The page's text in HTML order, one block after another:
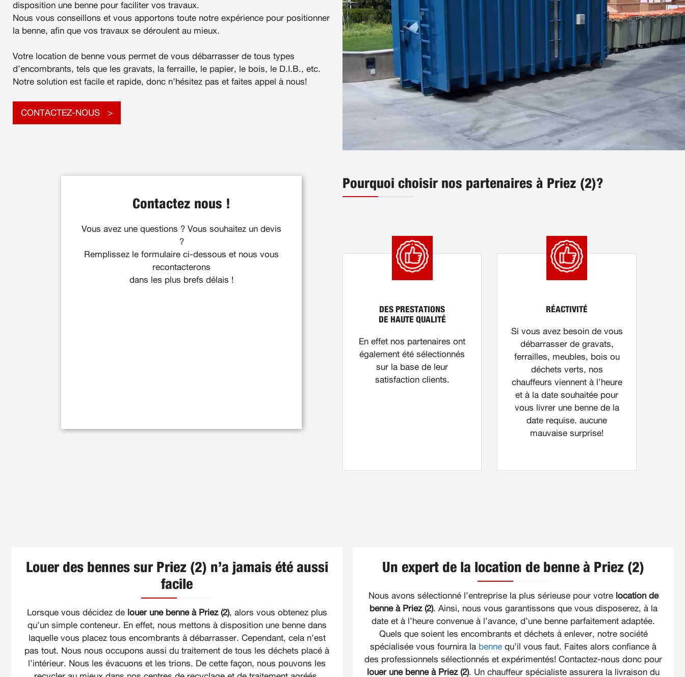
disposition une benne pour faciliter vos travaux.
Nous vous conseillons et vous apportons toute notre expérience pour positionner
la benne, afin que vos travaux se déroulent au mieux.
Votre location de benne vous permet de vous débarrasser de tous types
d’encombrants, tels que les gravats, la ferraille, le papier, le bois, le D.I.B., etc.
Notre solution est facile et rapide, donc n’hésitez pas et faites appel à nous!
CONTACTEZ-NOUS
Contactez nous !
Vous avez une questions ? Vous souhaitez un devis
?
Remplissez le formulaire ci-dessous et nous vous
recontacterons
dans les plus brefs délais !
Pourquoi choisir nos partenaires à Priez (2)?
DES PRESTATIONS
DE HAUTE QUALITÉ
En effet nos partenaires ont
également été sélectionnés
sur la base de leur
satisfaction clients.
RÉACTIVITÉ
Si vous avez besoin de vous
débarrasser de gravats,
ferrailles, meubles, bois ou
déchets verts, nos
chauffeurs viennent à l’heure
et à la date souhaitée pour
vous livrer une benne de la
date requise. aucune
mauvaise surprise!
Louer des bennes sur Priez (2) n’a jamais été aussi
facile
Lorsque vous décidez de louer une benne à Priez (2), alors vous obtenez plus
qu’un simple conteneur. En effet, nous mettons à disposition une benne dans
laquelle vous placez tous encombrants à débarrasser. Cependant, cela n’est
pas tout. Nous nous occupons aussi du traitement de tous les déchets placé à
l’intérieur. Nous les évacuons et les trions. De cette façon, nous pouvons les
Un expert de la location de benne à Priez (2)
Nous avons sélectionné l’entreprise la plus sérieuse pour votre location de
benne à Priez (2). Ainsi, nous vous garantissons que vous disposerez, à la
date et à l’heure convenue à l’avance, d’une benne parfaitement adaptée.
Quels que soient les encombrants et déchets à enlever, notre société
spécialisée vous fournira la benne qu’il vous faut. Faites alors confiance à
des professionnels sélectionnés et expérimentés! Contactez-nous donc pour
louer une benne à Priez (2). Un chauffeur spécialiste assurera la livraison du